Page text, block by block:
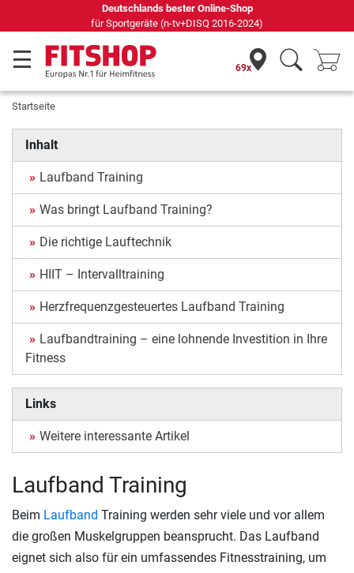
Deutschlands bester Online-Shop
für Sportgeräte (n-tv+DISQ 2016-2024)
69x
Startseite
Inhalt
Laufband Training
Was bringt Laufband Training?
Die richtige Lauftechnik
HIIT – Intervalltraining
Herzfrequenzgesteuertes Laufband Training
Laufbandtraining – eine lohnende Investition in Ihre
Fitness
Links
Weitere interessante Artikel
Laufband Training
Beim Laufband Training werden sehr viele und vor allem
die großen Muskelgruppen beansprucht. Das Laufband
eignet sich also für ein umfassendes Fitnesstraining, um